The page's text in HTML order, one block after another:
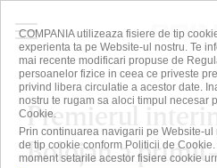
Premierul
Bolojan a
COMPANIA utilizeaza fisiere de tip
experienta ta pe Website-ul nostru. Te
mai recente modificari propuse de
persoanelor fizice in ceea ce priveste
privind libera circulatie a acestor date.
nostru te rugam sa aloci timpul necesar
Cookie.
Prin continuarea navigarii pe Website-
de tip cookie conform Politicii de
moment setarile acestor fisiere cookie